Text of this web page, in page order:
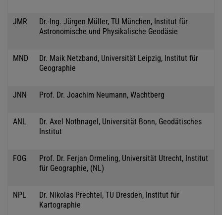
JMR
Dr.-Ing. Jürgen Müller, TU München, Institut für
Astronomische und Physikalische Geodäsie
MND
Dr. Maik Netzband, Universität Leipzig, Institut für
Geographie
JNN Prof. Dr. Joachim Neumann, Wachtberg
ANL
Dr. Axel Nothnagel, Universität Bonn, Geodätisches
Institut
FOG
Prof. Dr. Ferjan Ormeling, Universität Utrecht, Institut
für Geographie, (NL)
NPL
Dr. Nikolas Prechtel, TU Dresden, Institut für
Kartographie